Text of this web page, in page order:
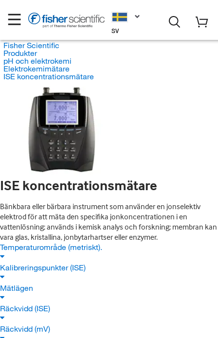
SV
Fisher Scientific
Produkter
pH och elektrokemi
Elektrokemimätare
ISE koncentrationsmätare
ISE koncentrationsmätare
Bänkbara eller bärbara instrument som använder en jonselektiv
elektrod för att mäta den specifika jonkoncentrationen i en
vattenlösning; används i kemisk analys och forskning; membran kan
vara glas, kristallina, jonbytarhartser eller enzymer.
Temperaturområde (metriskt).
Kalibreringspunkter (ISE)
Mätlägen
Räckvidd (ISE)
Räckvidd (mV)